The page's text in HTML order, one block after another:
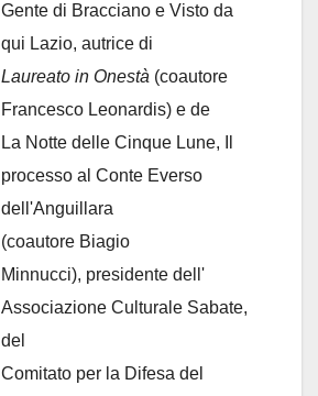
Gente di Bracciano e Visto da
qui Lazio, autrice di
Laureato in Onestà (coautore
Francesco Leonardis) e de
La Notte delle Cinque Lune, Il
processo al Conte Everso
dell'Anguillara
(coautore Biagio
Minnucci), presidente dell'
Associazione Culturale Sabate,
del
Comitato per la Difesa del